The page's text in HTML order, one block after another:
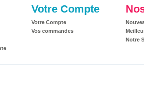
Votre Compte
Votre Compte
Vos commandes
Notre